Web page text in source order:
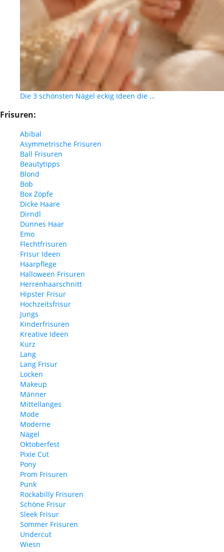
Die 3 schönsten Nägel eckig Ideen die …
Frisuren:
Abibal
Asymmetrische Frisuren
Ball Frisuren
Beautytipps
Blond
Bob
Box Zöpfe
Dicke Haare
Dirndl
Dünnes Haar
Emo
Flechtfrisuren
Frisur Ideen
Haarpflege
Halloween Frisuren
Herrenhaarschnitt
Hipster Frisur
Hochzeitsfrisur
Jungs
Kinderfrisuren
Kreative Ideen
Kurz
Lang
Lang Frisur
Locken
Makeup
Männer
Mittellanges
Mode
Moderne
Nägel
Oktoberfest
Pixie Cut
Pony
Prom Frisuren
Punk
Rockabilly Frisuren
Schöne Frisur
Sleek Frisur
Sommer Frisuren
Undercut
Wiesn